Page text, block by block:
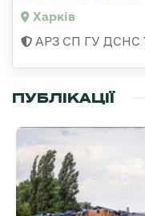
Харків
АРЗ СП ГУ ДСНС
ПУБЛІКАЦІЇ